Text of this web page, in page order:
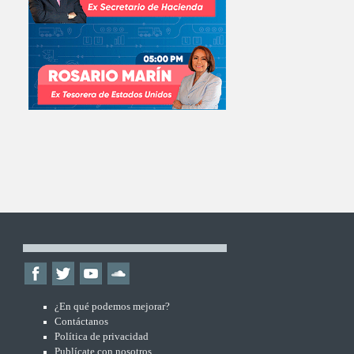
¿En qué podemos mejorar?
Contáctanos
Política de privacidad
Publícate con nosotros